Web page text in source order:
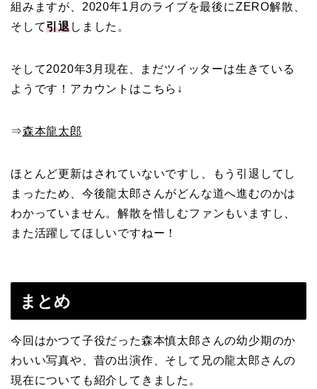
組みますが、2020年1月のライブを最後にZERO解散、
そして引退しました。
そして2020年3月現在、まだツイッターは生きている
ようです！アカウントはこちら↓
⇒森本龍太郎
ほとんど更新はされていないですし、もう引退してし
まったため、今後龍太郎さんがどんな道へ進むのかは
わかっていません。解散を惜しむファンもいますし、
また活躍してほしいですねー！
まとめ
今回はかつて子役だった森本慎太郎さんの幼少期のか
わいい写真や、昔の出演作、そして兄の龍太郎さんの
現在についても紹介してきました。